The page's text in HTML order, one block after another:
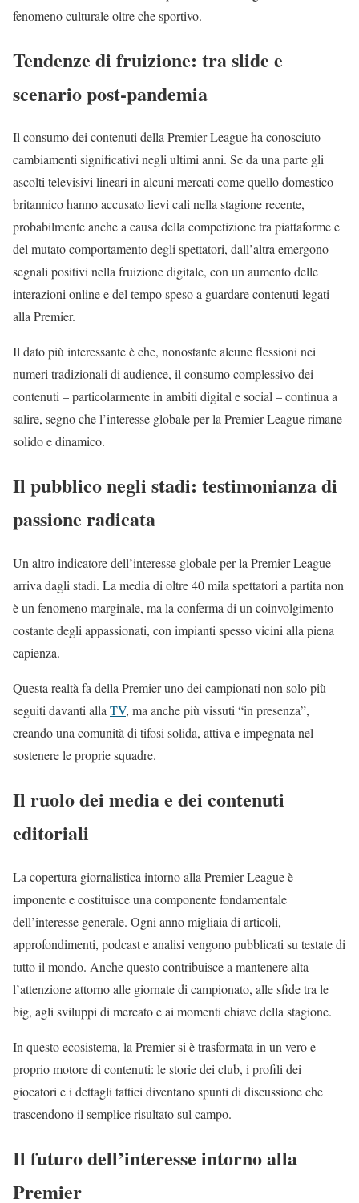
fenomeno culturale oltre che sportivo.
Tendenze di fruizione: tra slide e
scenario post‑pandemia
Il consumo dei contenuti della Premier League ha conosciuto
cambiamenti significativi negli ultimi anni. Se da una parte gli
ascolti televisivi lineari in alcuni mercati come quello domestico
britannico hanno accusato lievi cali nella stagione recente,
probabilmente anche a causa della competizione tra piattaforme e
del mutato comportamento degli spettatori, dall’altra emergono
segnali positivi nella fruizione digitale, con un aumento delle
interazioni online e del tempo speso a guardare contenuti legati
alla Premier.
Il dato più interessante è che, nonostante alcune flessioni nei
numeri tradizionali di audience, il consumo complessivo dei
contenuti – particolarmente in ambiti digital e social – continua a
salire, segno che l’interesse globale per la Premier League rimane
solido e dinamico.
Il pubblico negli stadi: testimonianza di
passione radicata
Un altro indicatore dell’interesse globale per la Premier League
arriva dagli stadi. La media di oltre 40 mila spettatori a partita non
è un fenomeno marginale, ma la conferma di un coinvolgimento
costante degli appassionati, con impianti spesso vicini alla piena
capienza.
Questa realtà fa della Premier uno dei campionati non solo più
seguiti davanti allaTV, ma anche più vissuti “in presenza”,
creando una comunità di tifosi solida, attiva e impegnata nel
sostenere le proprie squadre.
Il ruolo dei media e dei contenuti
editoriali
La copertura giornalistica intorno alla Premier League è
imponente e costituisce una componente fondamentale
dell’interesse generale. Ogni anno migliaia di articoli,
approfondimenti, podcast e analisi vengono pubblicati su testate di
tutto il mondo. Anche questo contribuisce a mantenere alta
l’attenzione attorno alle giornate di campionato, alle sfide tra le
big, agli sviluppi di mercato e ai momenti chiave della stagione.
In questo ecosistema, la Premier si è trasformata in un vero e
proprio motore di contenuti: le storie dei club, i profili dei
giocatori e i dettagli tattici diventano spunti di discussione che
trascendono il semplice risultato sul campo.
Il futuro dell’interesse intorno alla
Premier